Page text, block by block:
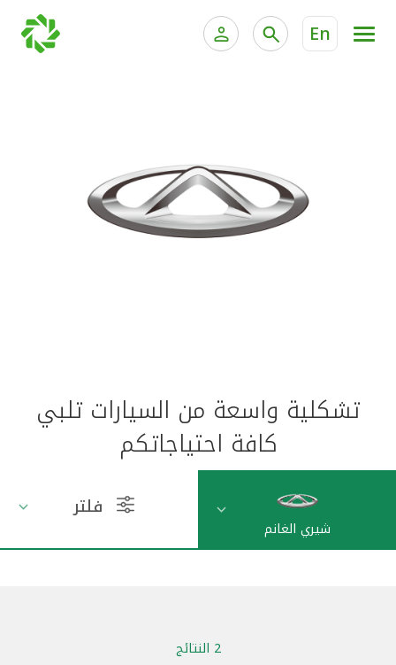
En
خدمة "بيتك" للتداول الإلكتروني
جميع السيارات
القوارب
مواقع الفروع وأجهزة الصرف الآلي
تركيا
تشكلية واسعة من السيارات تلبي
كافة احتياجاتكم
شيري الغانم
فلتر
2 النتائج